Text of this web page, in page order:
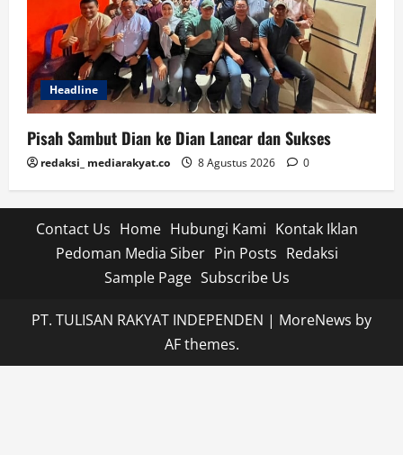
Headline
Pisah Sambut Dian ke Dian Lancar dan Sukses
redaksi_ mediarakyat.co 8 Agustus 2026 0
Contact Us Home Hubungi Kami Kontak Iklan
Pedoman Media Siber Pin Posts Redaksi
Sample Page Subscribe Us
PT. TULISAN RAKYAT INDEPENDEN | MoreNews by
AF themes.